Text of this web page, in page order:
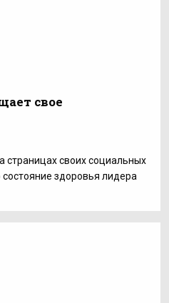
свое
страницах своих социальных
здоровья лидера